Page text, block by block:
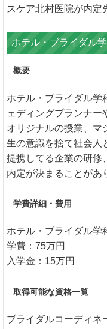
スケア北村医院が内定
ホテル・ブライダル
概要
ホテル・ブライダル学
ェディングプランナー
オリジナルの授業、マ
生の意識を捨て社会人
提携してる企業の研修
内定が決まることがあ
学費詳細・費用
ホテル・ブライダル
学費：75万円
入学金：15万円
取得可能な資格一覧
ブライダルコーディネ